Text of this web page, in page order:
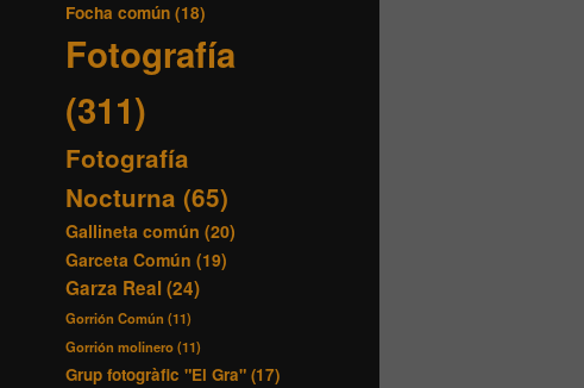
Focha común (18)
Fotografía
(311)
Fotografía
Nocturna (65)
Gallineta común (20)
Garceta Común (19)
Garza Real(24)
Gorrión Común (11)
Gorrión molinero(11)
Grup fotogràfic "El Gra" (17)